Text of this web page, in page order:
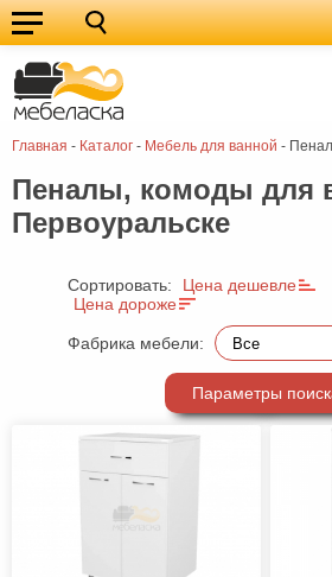
Главная - Каталог - Мебель для ванной -
Кухонные
гарнитуры
Мебель
для
кухни
Мебель
для
спальни
Кровати
Шкафы
Диваны
Пеналы, комоды для
Первоуральске
Сортировать:
Цена дешевле
Цена дороже
Фабрика мебели:
Параметры